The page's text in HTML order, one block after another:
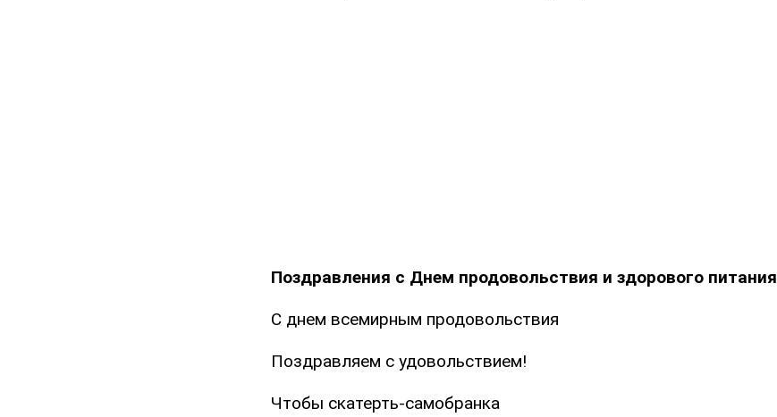
Поздравления с Днем продовольствия и здорового питания
С днем всемирным продовольствия
Поздравляем с удовольствием!
Чтобы скатерть-самобранка